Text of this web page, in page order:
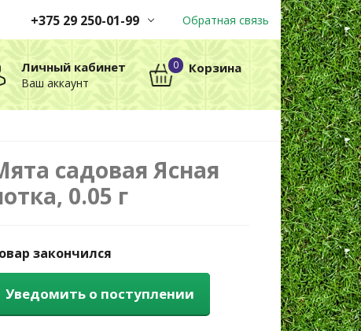
+375 29 250-01-99
автоматически через корзину
круглосуточно без выходных
Обратная связь
Личный кабинет
Ваш аккаунт
0 Корзина
садовая Ясная
0.05 г
закончился
Уведомить о поступлении